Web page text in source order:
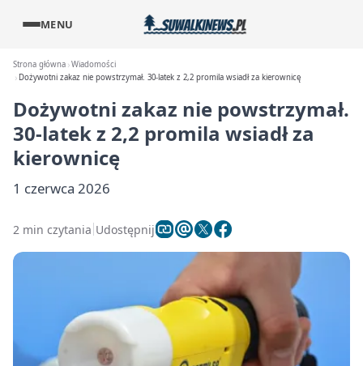
MENU
Strona główna Wiadomości
Dożywotni zakaz nie powstrzymał. 30-latek z 2,2 promila wsiadł za kierownicę
Dożywotni zakaz nie powstrzymał.
30-latek z 2,2 promila wsiadł za
kierownicę
1 czerwca 2026
2 min czytania Udostępnij